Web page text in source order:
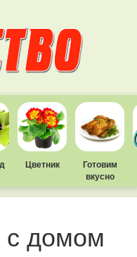
Цветник
Готовим
вкусно
домом